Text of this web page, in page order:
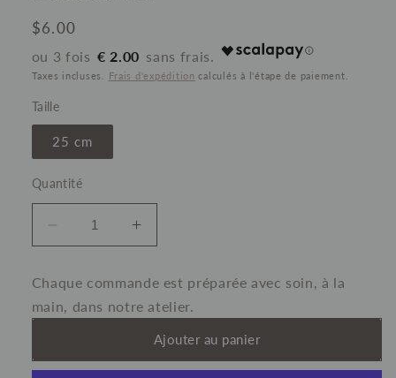
Prix
habituel
$6.00
€ 2.00
Taxes incluses. Frais d'expédition calculés à l'étape de paiement.
Taille
25 cm
Quantité
Réduire
la
de
Pumpkin
Sunflower
Augmenter
la
de
Pumpkin
Harvest
Sunflower
Chaque commande est préparée avec soin, à la
main, dans notre atelier.
Ajouter au panier